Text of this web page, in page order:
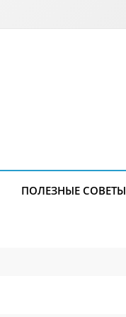
ПОЛЕЗНЫЕ СОВЕТЫ